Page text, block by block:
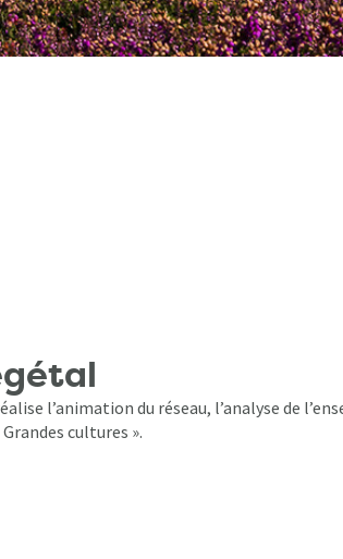
l’animation du réseau, l’analyse de
cultures ».